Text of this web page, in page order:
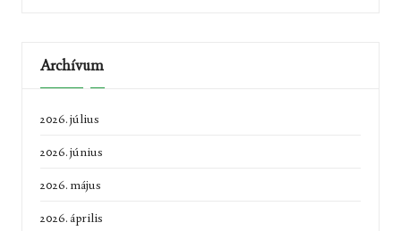
Archívum
2026. július
2026. június
2026. május
2026. április